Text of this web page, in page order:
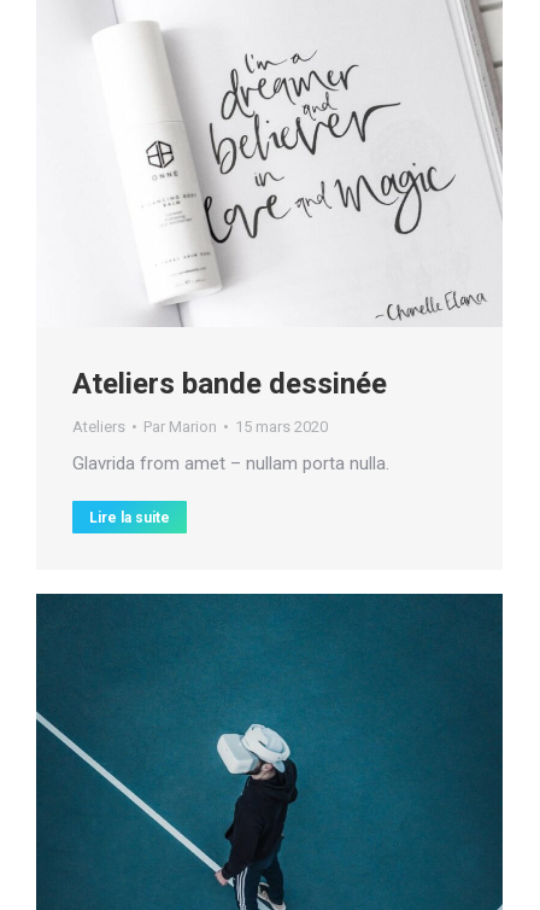
Ateliers bande dessinée
Ateliers Par Marion 15 mars 2020
Glavrida from amet – nullam porta nulla.
Lire la suite